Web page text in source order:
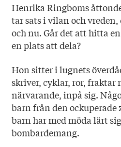
Format: Häftad
Omslag: Linnéa Sjöholm
Henrika Ringboms
tar sats i vilan och
och nu. Går det att hitta
en plats att dela?
Hon sitter i lugnets
skriver, cyklar, ror, fraktar
närvarande, inpå sig.
barn från den ockuperade
barn har med möda lärt
bombardemang.